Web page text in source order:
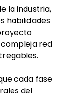
la industria,
habilidades
red
cada fase
del